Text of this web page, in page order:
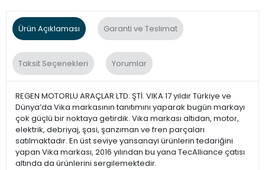
Ürün Açıklaması Garanti ve Teslimat
Taksit Seçenekleri Yorumlar
REGEN MOTORLU ARAÇLAR LTD. ŞTİ. VIKA 17 yıldır Türkiye ve
Dünya’da Vika markasının tanıtımını yaparak bugün markayı
çok güçlü bir noktaya getirdik. Vika markası altıdan, motor,
elektrik, debriyaj, şasi, şanzıman ve fren parçaları
satılmaktadır. En üst seviye yansanayi ürünlerin tedariğini
yapan Vika markası, 2016 yılından bu yana TecAlliance çatısı
altında da ürünlerini sergilemektedir.